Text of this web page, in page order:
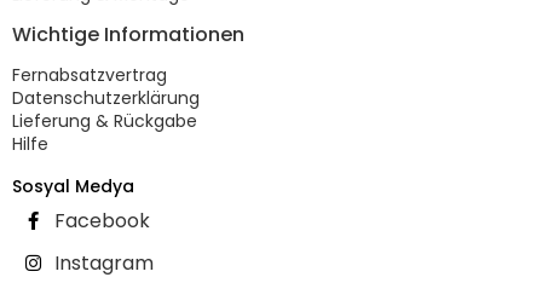
Wichtige Informationen
Fernabsatzvertrag
Datenschutzerklärung
Lieferung & Rückgabe
Hilfe
Sosyal Medya
Facebook
Instagram